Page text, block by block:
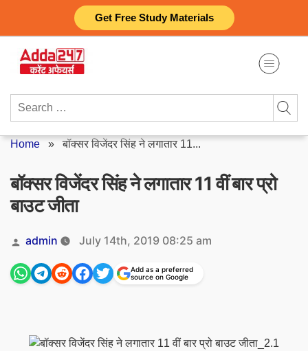
Get Free Study Materials
content
Search
Home »बॉक्सर विजेंदर सिंह ने लगातार 11...
बॉक्सर विजेंदर सिंह ने लगातार 11 वीं बार प्रो
बाउट जीता
Posted
by
admin July 14th, 2019 08:25 am
Add as a preferred
source on Google